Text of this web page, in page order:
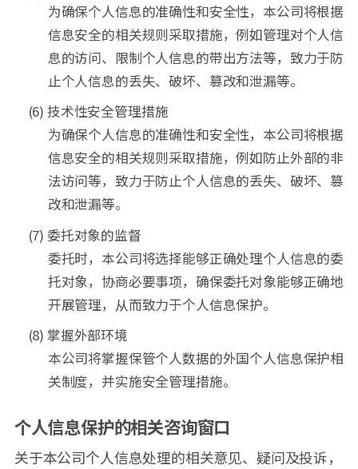
为确保个人信息的准确性和安全性，本公司将根据
信息安全的相关规则采取措施，例如管理对个人信
息的访问、限制个人信息的带出方法等，致力于防
止个人信息的丢失、破坏、篡改和泄漏等。
(6) 技术性安全管理措施
为确保个人信息的准确性和安全性，本公司将根据
信息安全的相关规则采取措施，例如防止外部的非
法访问等，致力于防止个人信息的丢失、破坏、篡
改和泄漏等。
(7) 委托对象的监督
委托时，本公司将选择能够正确处理个人信息的委
托对象，协商必要事项，确保委托对象能够正确地
开展管理，从而致力于个人信息保护。
(8) 掌握外部环境
本公司将掌握保管个人数据的外国个人信息保护相
关制度，并实施安全管理措施。
个人信息保护的相关咨询窗口
关于本公司个人信息处理的相关意见、疑问及投诉，